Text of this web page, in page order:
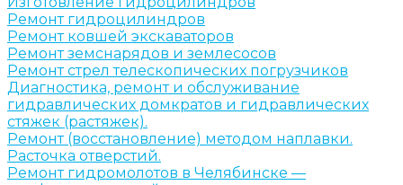
Ремонт гидроцилиндров
Ремонт ковшей экскаваторов
Ремонт земснарядов и землесосов
Ремонт стрел телескопических погрузчиков
Диагностика, ремонт и обслуживание
гидравлических домкратов и гидравлических
стяжек (растяжек).
Ремонт (восстановление) методом наплавки.
Расточка отверстий.
Ремонт гидромолотов в Челябинске —